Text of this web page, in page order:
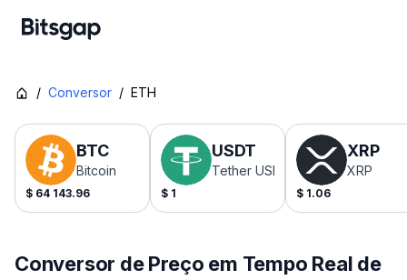
/ Conversor / ETH
BTC
Bitcoin
$ 64 143.96
USDT
Tether USDt
$ 1
XRP
XRP
$ 1.06
Conversor de Preço em Tempo Real de